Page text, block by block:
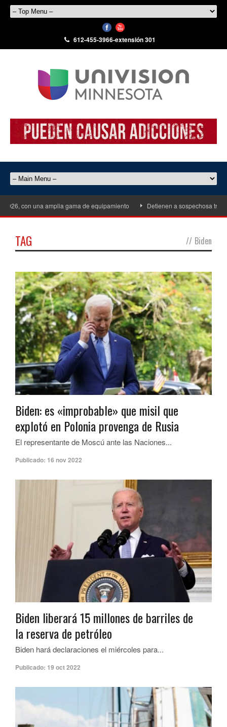
612-455-3966-extensión 301
con una amplia gama de equipamiento Detienen a sospechosa tras
TAG // Biden
Biden: es «improbable» que misil que
explotó en Polonia provenga de Rusia
El representante de Moscú ante las Naciones...
Publicado: 16 nov 2022
Biden liberará 15 millones de barriles de
la reserva de petróleo
Biden hará declaraciones el miércoles para...
Publicado: 19 oct 2022